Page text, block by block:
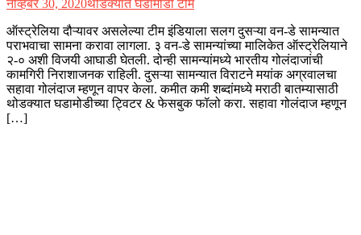
नोव्हेंबर 30, 2020थोडक्यात घडामोडी टीम
ऑस्ट्रेलिया दौऱ्यावर असलेल्या टीम इंडियाला सलग दुसऱ्या वन-डे सामन्यात
पराभवाचा सामना करावा लागला. ३ वन-डे सामन्यांच्या मालिकेत ऑस्ट्रेलियाने
२-० अशी विजयी आघाडी घेतली. दोन्ही सामन्यांमध्ये भारतीय गोलंदाजांची
कामगिरी निराशाजनक राहिली. दुसऱ्या सामन्यात विराटने मयांक अग्रवालचा
सहावा गोलंदाज म्हणून वापर केला. कमीत कमी शब्दांमध्ये मराठी बातम्यासाठी
थोडक्यात घडामोडीच्या ट्विटर & फेसबुक फॉलो करा. सहावा गोलंदाज म्हणून
[…]